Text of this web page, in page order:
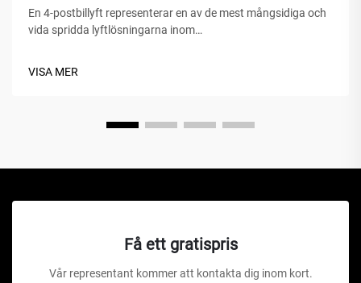
En 4-postbillyft representerar en av de mest mångsidiga och
vida spridda lyftlösningarna inom
VISA MER
Få ett gratispris
Vår representant kommer att kontakta dig inom kort.